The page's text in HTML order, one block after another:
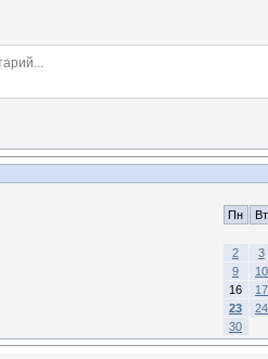
Пн Вт
2
3
9
10
16
17
23
24
30